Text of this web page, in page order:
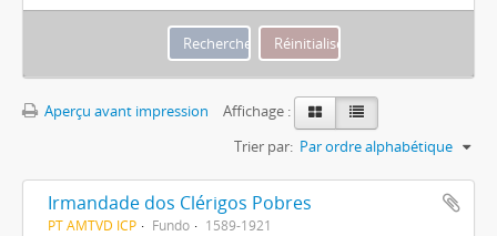
Aperçu avant impression
Affichage :
Trier par: Par ordre alphabétique
Irmandade dos Clérigos Pobres
PT AMTVD ICP Fundo
1589-1921